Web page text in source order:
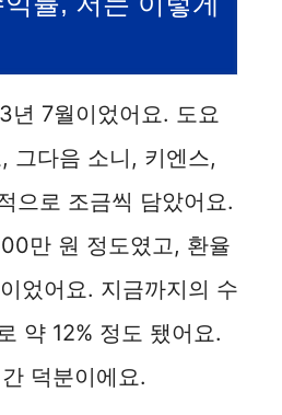
년 7월이었어요. 도요
그다음 소니, 키엔스,
으로 조금씩 담았어요.
만 원 정도였고, 환율
었어요. 지금까지의 수
약 12% 정도 됐어요.
덕분이에요.